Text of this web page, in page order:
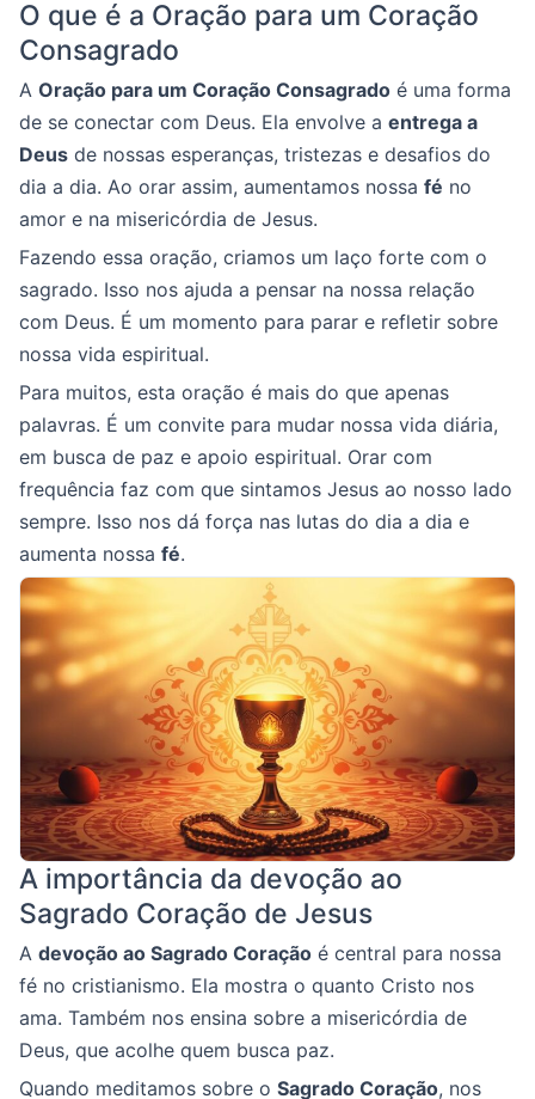
O que é a Oração para um Coração
Consagrado
A Oração para um Coração Consagrado é uma forma
de se conectar com Deus. Ela envolve a entrega a
Deus de nossas esperanças, tristezas e desafios do
dia a dia. Ao orar assim, aumentamos nossa fé no
amor e na misericórdia de Jesus.
Fazendo essa oração, criamos um laço forte com o
sagrado. Isso nos ajuda a pensar na nossa relação
com Deus. É um momento para parar e refletir sobre
nossa vida espiritual.
Para muitos, esta oração é mais do que apenas
palavras. É um convite para mudar nossa vida diária,
em busca de paz e apoio espiritual. Orar com
frequência faz com que sintamos Jesus ao nosso lado
sempre. Isso nos dá força nas lutas do dia a dia e
aumenta nossa fé.
A importância da devoção ao
Sagrado Coração de Jesus
A devoção ao Sagrado Coração é central para nossa
fé no cristianismo. Ela mostra o quanto Cristo nos
ama. Também nos ensina sobre a misericórdia de
Deus, que acolhe quem busca paz.
Quando meditamos sobre o Sagrado Coração, nos